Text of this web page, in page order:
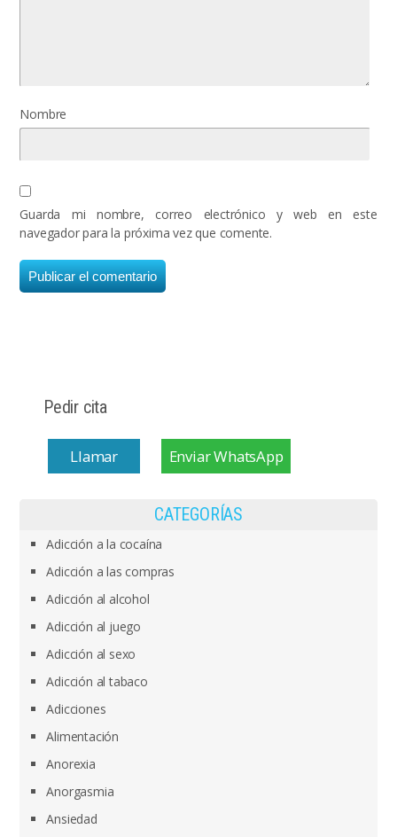
Nombre
Guarda mi nombre, correo electrónico y web en este
navegador para la próxima vez que comente.
Pedir cita
Llamar Enviar WhatsApp
CATEGORÍAS
Adicción a la cocaína
Adicción a las compras
Adicción al alcohol
Adicción al juego
Adicción al sexo
Adicción al tabaco
Adicciones
Alimentación
Anorexia
Anorgasmia
Ansiedad